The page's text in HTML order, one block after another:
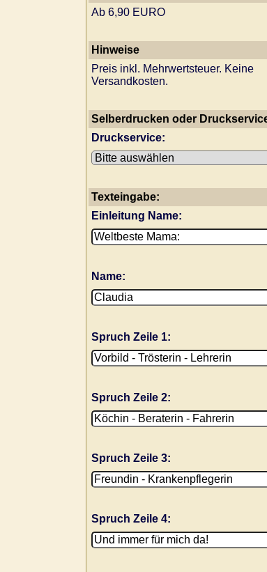
Ab 6,90 EURO
Hinweise
Preis inkl. Mehrwertsteuer. Keine
Versandkosten.
Selberdrucken oder
Druckservice:
Texteingabe:
Einleitung Name:
Name:
Spruch Zeile 1:
Spruch Zeile 2:
Spruch Zeile 3:
Spruch Zeile 4: